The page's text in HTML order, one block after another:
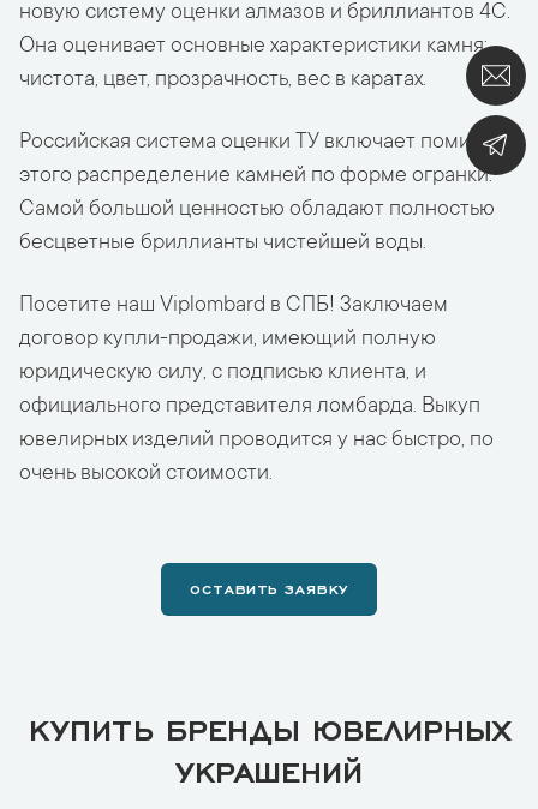
новую систему оценки алмазов и бриллиантов 4C.
Она оценивает основные характеристики камня:
чистота, цвет, прозрачность, вес в каратах.
Российская система оценки ТУ включает помимо
этого распределение камней по форме огранки.
Самой большой ценностью обладают полностью
бесцветные бриллианты чистейшей воды.
Посетите наш Viplombard в СПБ! Заключаем
договор купли-продажи, имеющий полную
юридическую силу, с подписью клиента, и
официального представителя ломбарда. Выкуп
ювелирных изделий проводится у нас быстро, по
очень высокой стоимости.
ОСТАВИТЬ ЗАЯВКУ
КУПИТЬ БРЕНДЫ ЮВЕЛИРНЫХ
УКРАШЕНИЙ